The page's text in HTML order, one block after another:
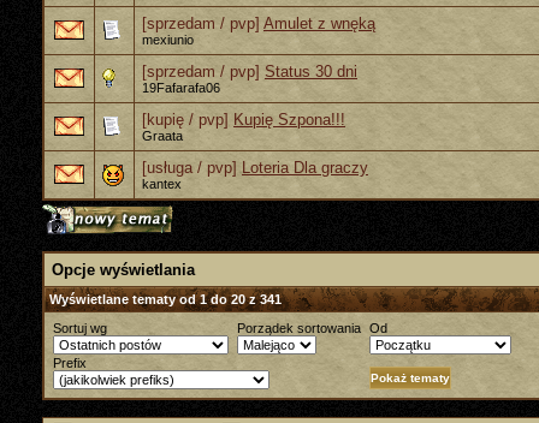
[sprzedam / pvp] Amulet z wnęką
mexiunio
[sprzedam / pvp] Status 30 dni
19Fafarafa06
[kupię / pvp] Kupię Szpona!!!
Graata
[usługa / pvp] Loteria Dla graczy
kantex
Opcje wyświetlania
Wyświetlane tematy od 1 do 20 z 341
Sortuj wg
Porządek sortowania Od
Prefix